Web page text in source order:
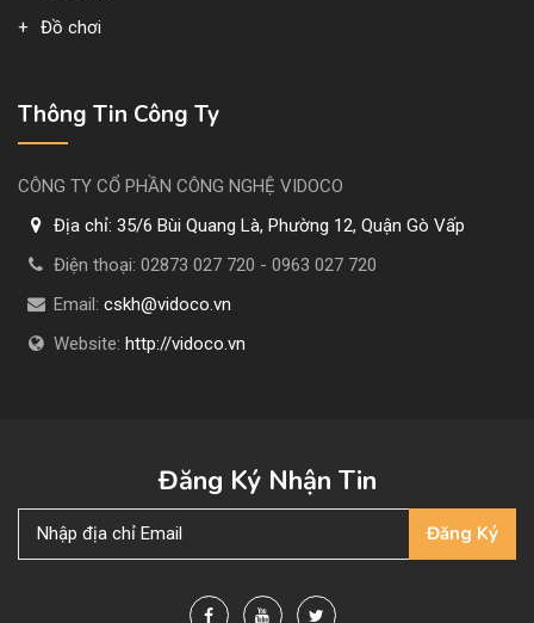
Đồ chơi
Thông Tin Công Ty
CÔNG TY CỔ PHẦN CÔNG NGHỆ VIDOCO
Địa chỉ: 35/6 Bùi Quang Là, Phường 12, Quận Gò Vấp
Điện thoại: 02873 027 720 - 0963 027 720
Email: cskh@vidoco.vn
Website: http://vidoco.vn
Đăng Ký Nhận Tin
Đăng Ký